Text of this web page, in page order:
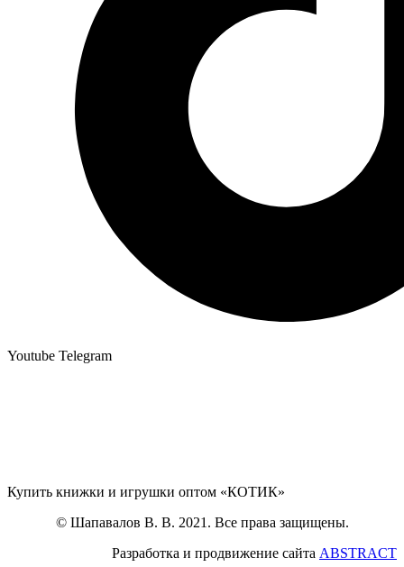
Youtube Telegram
Купить книжки и игрушки оптом «КОТИК»
© Шапавалов В. В. 2021. Все права защищены.
Разработка и продвижение сайта ABSTRACT